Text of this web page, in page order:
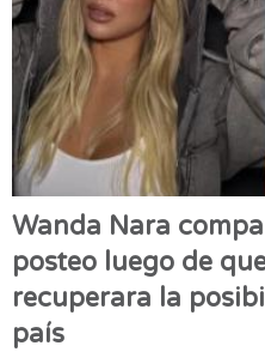
Wanda Nara
posteo luego de
recuperara la
país